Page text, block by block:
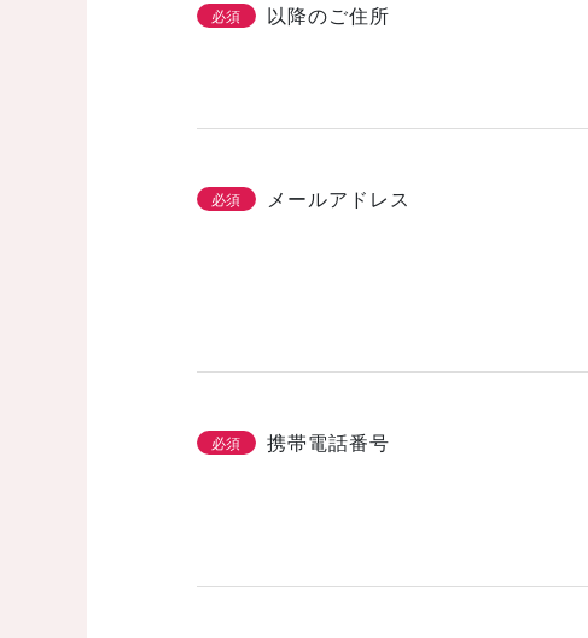
必須 以降のご住所
必須 メールアドレス
必須 携帯電話番号